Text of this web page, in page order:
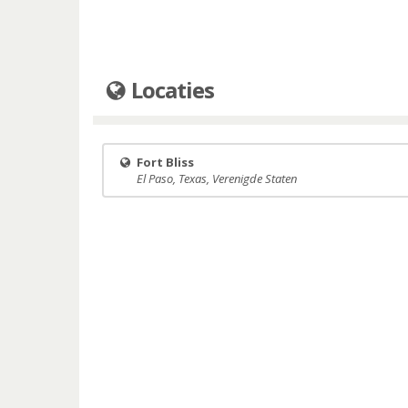
Locaties
Fort Bliss
El Paso, Texas, Verenigde Staten